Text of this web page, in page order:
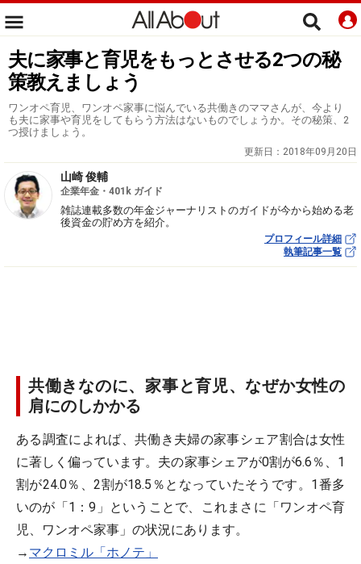
夫に家事と育児をもっとさせる2つの秘
策教えましょう
ワンオペ育児、ワンオペ家事に悩んでいる共働きのママさんが、今より
も夫に家事や育児をしてもらう方法はないものでしょうか。その秘策、2
つ授けましょう。
更新日： 2018年09月20日
山崎 俊輔
企業年金・401k ガイド
雑誌連載多数の年金ジャーナリストのガイドが今から始める老
後資金の貯め方を紹介。
プロフィール詳細
執筆記事一覧
共働きなのに、家事と育児、なぜか女性の
肩にのしかかる
ある調査によれば、共働き夫婦の家事シェア割合は女性
に著しく偏っています。夫の家事シェアが0割が6.6％、1
割が24.0％、2割が18.5％となっていたそうです。1番多
いのが「1：9」ということで、これまさに「ワンオペ育
児、ワンオペ家事」の状況にあります。
→ マクロミル「ホノテ」